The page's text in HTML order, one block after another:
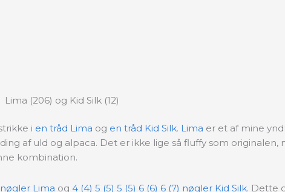
Lima (206) og Kid Silk (12)
i en tråd Lima og en tråd Kid Silk. Lima er et af mine
af uld og alpaca. Det er ikke lige så fluffy som originalen,
kombination.
nøgler Lima og 4 (4) 5 (5) 5 (5) 6 (6) 6 (7) nøgler Kid Silk. Dette